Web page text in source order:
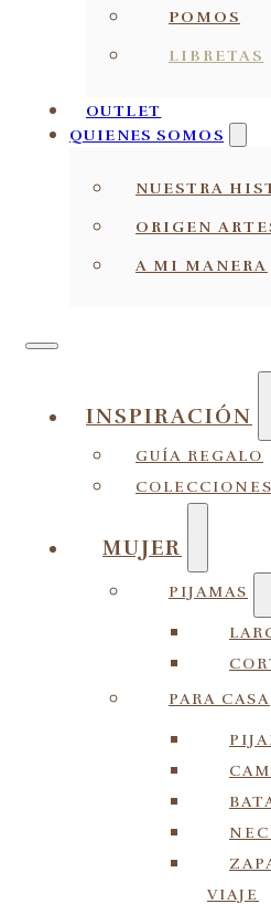
POMOS
LIBRETAS
OUTLET
QUIENES SOMOS
NUESTRA
ORIGEN
A MI MANERA
INSPIRACIÓN
GUÍA REGALO
COLECCIONES
MUJER
PIJAMAS
PARA CASA
VIAJE